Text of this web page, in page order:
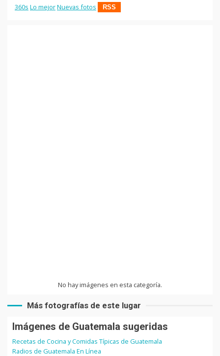
360s Lo mejorNuevas fotos RSS
No hay imágenes en esta categoría.
Más fotografías de este lugar
Imágenes de Guatemala sugeridas
Recetas de Cocina y Comidas Típicas de Guatemala
Radios de Guatemala En Línea